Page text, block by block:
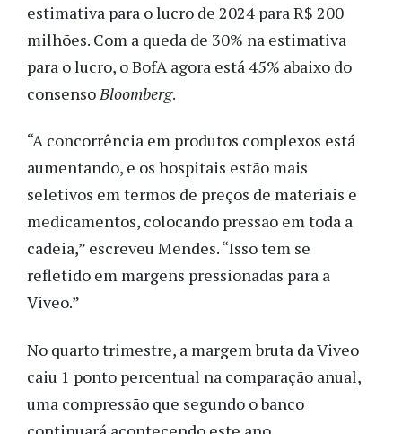
estimativa para o lucro de 2024 para R$ 200
milhões. Com a queda de 30% na estimativa
para o lucro, o BofA agora está 45% abaixo do
consensoBloomberg.
“A concorrência em produtos complexos está
aumentando, e os hospitais estão mais
seletivos em termos de preços de materiais e
medicamentos, colocando pressão em toda a
cadeia,” escreveu Mendes. “Isso tem se
refletido em margens pressionadas para a
Viveo.”
No quarto trimestre, a margem bruta da Viveo
caiu 1 ponto percentual na comparação anual,
uma compressão que segundo o banco